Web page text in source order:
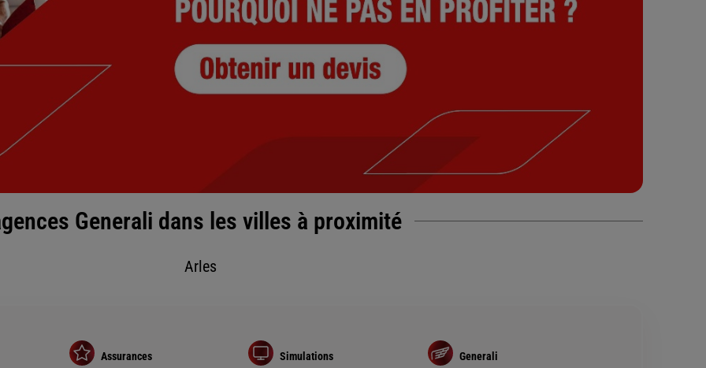
-
Generali dans les villes à proximité
Arles
Assurances Simulations Generali